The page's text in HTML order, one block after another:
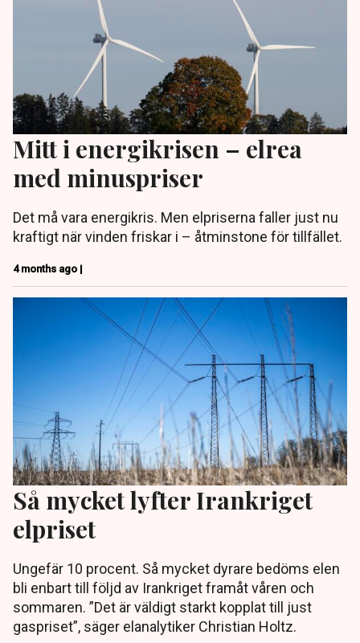
Mitt i energikrisen – elrea
med minuspriser
Det må vara energikris. Men elpriserna faller just nu
kraftigt när vinden friskar i – åtminstone för tillfället.
4 months ago |
Så mycket lyfter Irankriget
elpriset
Ungefär 10 procent. Så mycket dyrare bedöms elen
bli enbart till följd av Irankriget framåt våren och
sommaren. ”Det är väldigt starkt kopplat till just
gaspriset”, säger elanalytiker Christian Holtz.